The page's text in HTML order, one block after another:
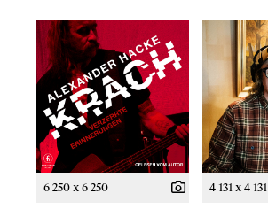
6 250 x 6 250 4 131 x 4 131